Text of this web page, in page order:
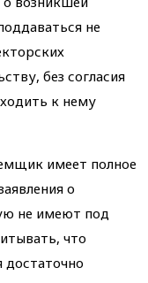
не
без согласия
к нему
имеет полное
о
не имеют под
что
достаточно